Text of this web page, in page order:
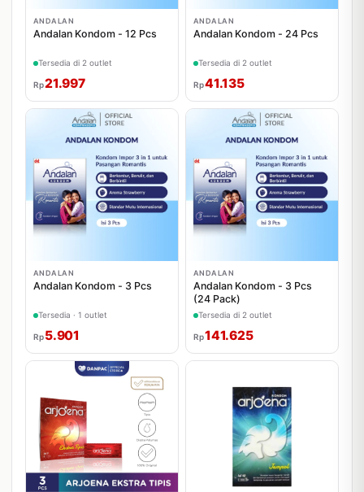
ANDALAN
Andalan Kondom - 12 Pcs
Tersedia di 2 outlet
Rp21.997
ANDALAN
Andalan Kondom - 24 Pcs
Tersedia di 2 outlet
Rp41.135
ANDALAN
Andalan Kondom - 3 Pcs
Tersedia · 1 outlet
Rp 5.901
ANDALAN
Andalan Kondom - 3 Pcs
(24 Pack)
Tersedia di 2 outlet
Rp141.625